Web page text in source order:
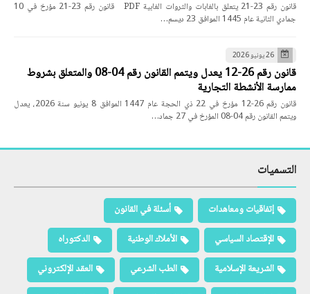
قانون رقم 23-21 يتعلق بالغابات والثروات الغابية PDF قانون رقم 23-21 مؤرخ في 10
جمادي الثانية عام 1445 الموافق 23 ديسم…
26 يونيو 2026
قانون رقم 26-12 يعدل ويتمم القانون رقم 04-08 والمتعلق بشروط
ممارسة الأنشطة التجارية
قانون رقم 26-12 مؤرخ في 22 ذي الحجة عام 1447 الموافق 8 يونيو سنة 2026، يعدل
ويتمم القانون رقم 04-08 المؤرخ في 27 جماد…
التسميات
إتفاقيات ومعاهدات
أسئلة في القانون
الإقتصاد السياسي
الأملاك الوطنية
الدكتوراه
الشريعة الإسلامية
الطب الشرعي
العقد الإلكتروني